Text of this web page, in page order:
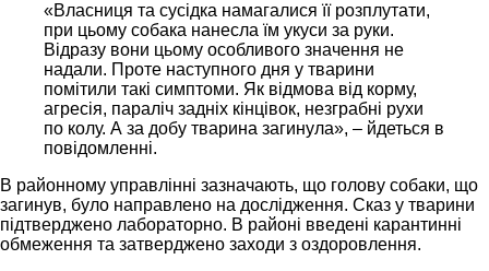
«Власниця та сусідка намагалися її розплутати,
при цьому собака нанесла їм укуси за руки.
Відразу вони цьому особливого значення не
надали. Проте наступного дня у тварини
помітили такі симптоми. Як відмова від корму,
агресія, параліч задніх кінцівок, незграбні рухи
по колу. А за добу тварина загинула», – йдеться в
повідомленні.
В районному управлінні зазначають, що голову собаки, що
загинув, було направлено на дослідження. Сказ у тварини
підтверджено лабораторно. В районі введені карантинні
обмеження та затверджено заходи з оздоровлення.